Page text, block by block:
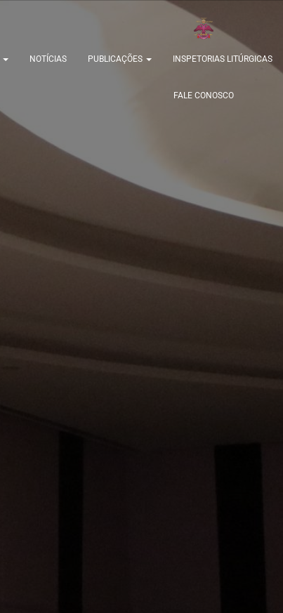
NOTÍCIAS PUBLICAÇÕES INSPETORIAS LITÚRGICAS
FALE CONOSCO